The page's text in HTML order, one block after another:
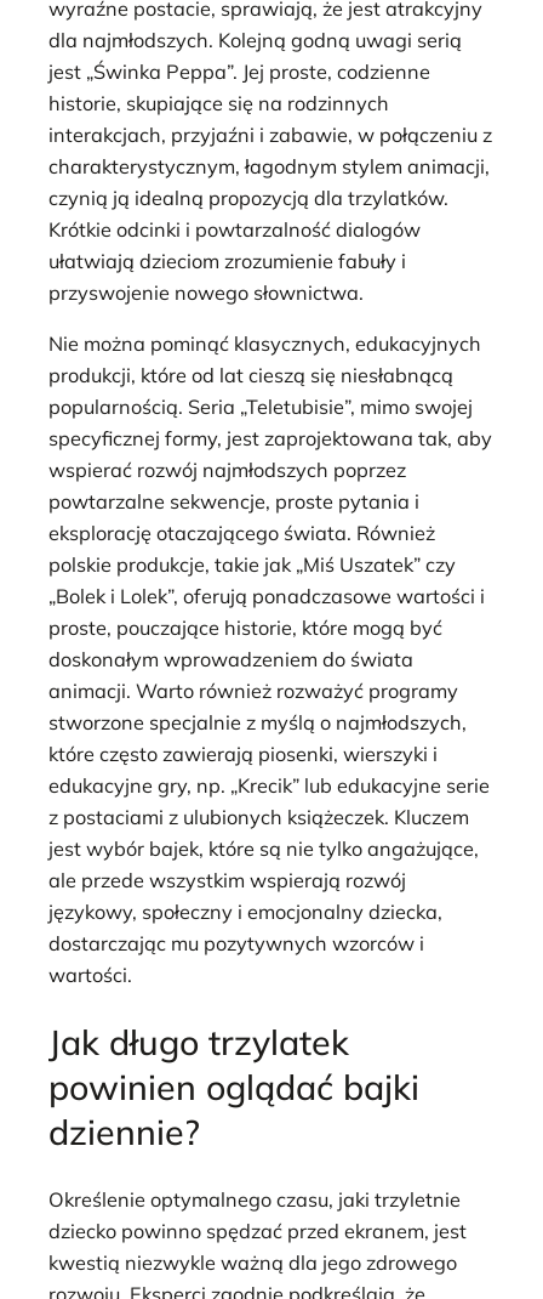
wyraźne postacie, sprawiają, że jest atrakcyjny
dla najmłodszych. Kolejną godną uwagi serią
jest „Świnka Peppa”. Jej proste, codzienne
historie, skupiające się na rodzinnych
interakcjach, przyjaźni i zabawie, w połączeniu z
charakterystycznym, łagodnym stylem animacji,
czynią ją idealną propozycją dla trzylatków.
Krótkie odcinki i powtarzalność dialogów
ułatwiają dzieciom zrozumienie fabuły i
przyswojenie nowego słownictwa.
Nie można pominąć klasycznych, edukacyjnych
produkcji, które od lat cieszą się niesłabnącą
popularnością. Seria „Teletubisie”, mimo swojej
specyficznej formy, jest zaprojektowana tak, aby
wspierać rozwój najmłodszych poprzez
powtarzalne sekwencje, proste pytania i
eksplorację otaczającego świata. Również
polskie produkcje, takie jak „Miś Uszatek” czy
„Bolek i Lolek”, oferują ponadczasowe wartości i
proste, pouczające historie, które mogą być
doskonałym wprowadzeniem do świata
animacji. Warto również rozważyć programy
stworzone specjalnie z myślą o najmłodszych,
które często zawierają piosenki, wierszyki i
edukacyjne gry, np. „Krecik” lub edukacyjne serie
z postaciami z ulubionych książeczek. Kluczem
jest wybór bajek, które są nie tylko angażujące,
ale przede wszystkim wspierają rozwój
językowy, społeczny i emocjonalny dziecka,
dostarczając mu pozytywnych wzorców i
wartości.
Jak długo trzylatek
powinien oglądać bajki
dziennie?
Określenie optymalnego czasu, jaki trzyletnie
dziecko powinno spędzać przed ekranem, jest
kwestią niezwykle ważną dla jego zdrowego
rozwoju. Eksperci zgodnie podkreślają, że